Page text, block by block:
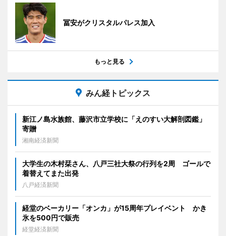
冨安がクリスタルパレス加入
もっと見る
みん経トピックス
新江ノ島水族館、藤沢市立学校に「えのすい大解剖図鑑」
寄贈
湘南経済新聞
大学生の木村栞さん、八戸三社大祭の行列を2周 ゴールで
着替えてまた出発
八戸経済新聞
経堂のベーカリー「オンカ」が15周年プレイベント かき
氷を500円で販売
経堂経済新聞